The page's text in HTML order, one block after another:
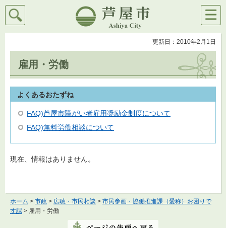
芦屋市
検索
メニ
ュー
更新日：2010年2月1日
雇用・労働
よくあるおたずね
FAQ)芦屋市障がい者雇用奨励金制度について
FAQ)無料労働相談について
現在、情報はありません。
ホーム > 市政 > 広聴・市民相談 > 市民参画・協働推進課（愛称）お困りで
す課 > 雇用・労働